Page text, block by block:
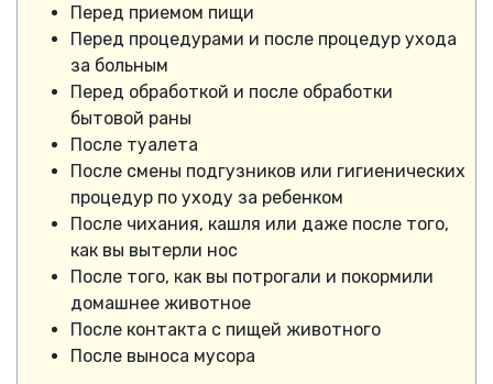
Перед приемом пищи
Перед процедурами и после процедур ухода
за больным
Перед обработкой и после обработки
бытовой раны
После туалета
После смены подгузников или гигиенических
процедур по уходу за ребенком
После чихания, кашля или даже после того,
как вы вытерли нос
После того, как вы потрогали и покормили
домашнее животное
После контакта с пищей животного
После выноса мусора